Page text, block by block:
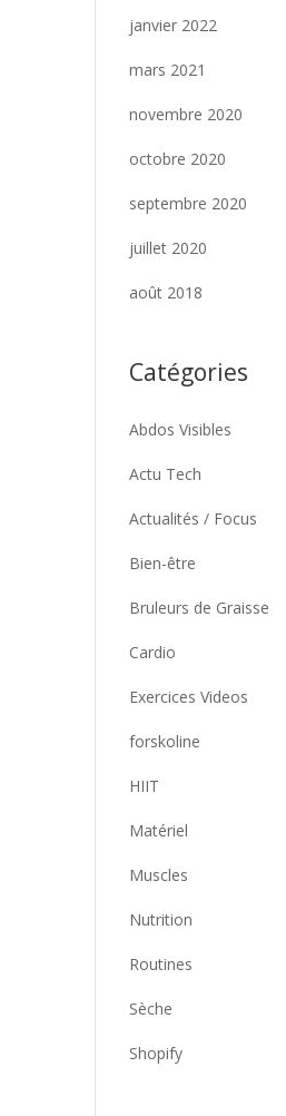
janvier 2022
mars 2021
novembre 2020
octobre 2020
septembre 2020
juillet 2020
août 2018
Catégories
Abdos Visibles
Actu Tech
Actualités / Focus
Bien-être
Bruleurs de Graisse
Cardio
Exercices Videos
forskoline
HIIT
Matériel
Muscles
Nutrition
Routines
Sèche
Shopify